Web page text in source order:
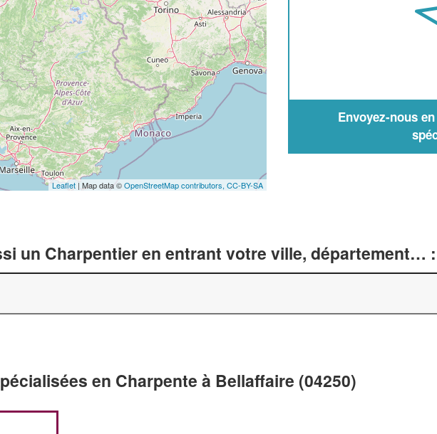
Leaflet | Map data ©OpenStreetMap contributors, CC-BY-SA
Envoyez-nous
un Charpentier en entrant votre ville, département… :
en Charpente à Bellaffaire (04250)